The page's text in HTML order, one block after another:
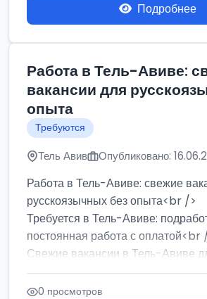
Подробнее
Работа в Тель-Авиве:
вакансии для
опыта
Требуются
Тель Авив Опубликовано:
Работа в Тель-Авиве: свежие
русскоязычных без опыта<br />
Требуется в Тель-Авиве:
постоянная работа с оплатой<br
Свежие вакансии в Тель-Авиве
женщин от хозя...
0 просмотров